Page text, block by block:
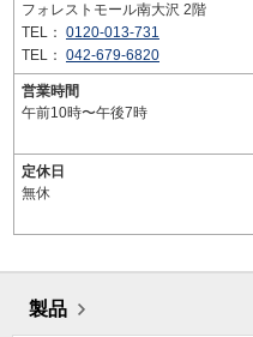
フォレストモール南大沢 2階
TEL： 0120-013-731
TEL： 042-679-6820
営業時間
午前10時〜午後7時
定休日
無休
製品